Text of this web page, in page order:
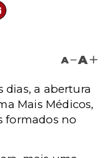
A A
dias, a abertura
Mais Médicos,
formados no